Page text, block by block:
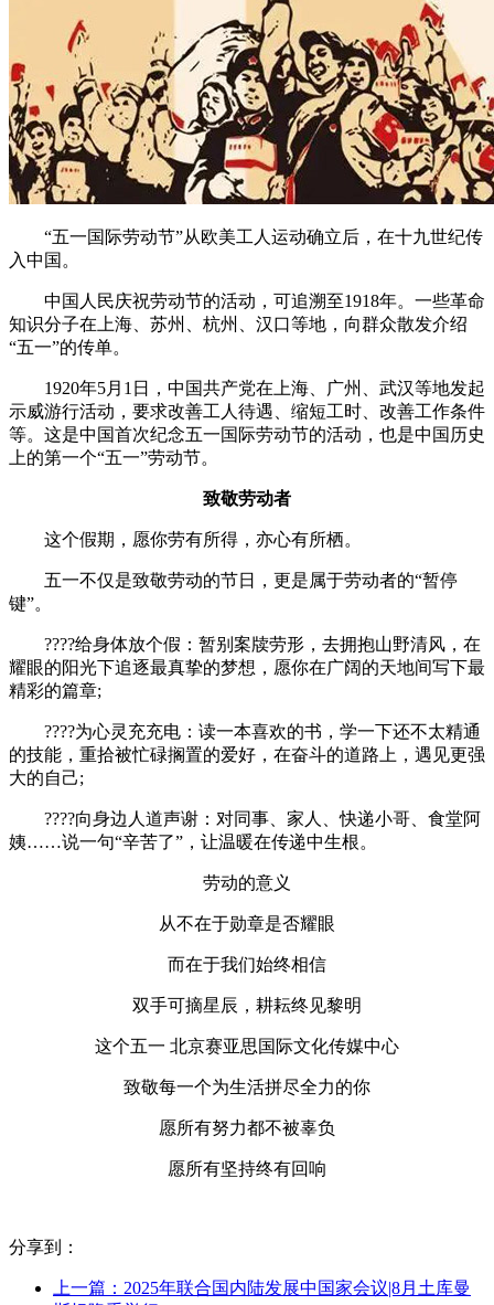
“五一国际劳动节”从欧美工人运动确立后，在十九世纪传
入中国。
中国人民庆祝劳动节的活动，可追溯至1918年。一些革命
知识分子在上海、苏州、杭州、汉口等地，向群众散发介绍
“五一”的传单。
1920年5月1日，中国共产党在上海、广州、武汉等地发起
示威游行活动，要求改善工人待遇、缩短工时、改善工作条件
等。这是中国首次纪念五一国际劳动节的活动，也是中国历史
上的第一个“五一”劳动节。
致敬劳动者
这个假期，愿你劳有所得，亦心有所栖。
五一不仅是致敬劳动的节日，更是属于劳动者的“暂停
键”。
????给身体放个假：暂别案牍劳形，去拥抱山野清风，在
耀眼的阳光下追逐最真挚的梦想，愿你在广阔的天地间写下最
精彩的篇章;
????为心灵充充电：读一本喜欢的书，学一下还不太精通
的技能，重拾被忙碌搁置的爱好，在奋斗的道路上，遇见更强
大的自己;
????向身边人道声谢：对同事、家人、快递小哥、食堂阿
姨……说一句“辛苦了”，让温暖在传递中生根。
劳动的意义
从不在于勋章是否耀眼
而在于我们始终相信
双手可摘星辰，耕耘终见黎明
这个五一 北京赛亚思国际文化传媒中心
致敬每一个为生活拼尽全力的你
愿所有努力都不被辜负
愿所有坚持终有回响
分享到：
上一篇：2025年联合国内陆发展中国家会议|8月土库曼